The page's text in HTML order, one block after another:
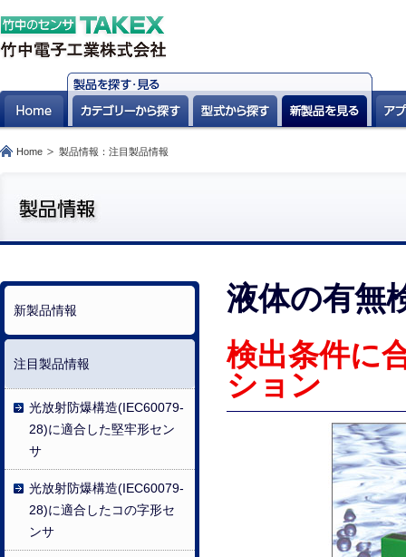
Home 製品情報：注目製品情報
新製品情報
注目製品情報
光放射防爆構造(IEC60079-
28)に適合した堅牢形セン
サ
光放射防爆構造(IEC60079-
28)に適合したコの字形セ
ンサ
液体の有無
検出条件に
ション